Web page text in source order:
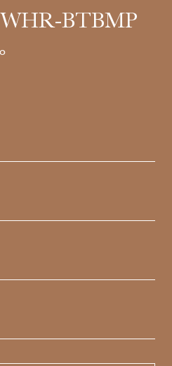
BTBMP